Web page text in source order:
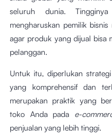
seluruh dunia.
mengharuskan pemilik
agar produk yang dijual bisa
pelanggan.
Untuk itu, diperlukan
yang komprehensif dan
merupakan praktik yang
toko Anda pada e-
penjualan yang lebih tinggi.